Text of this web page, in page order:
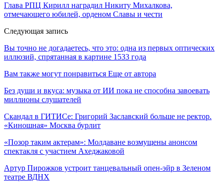
Глава РПЦ Кирилл наградил Никиту Михалкова,
отмечающего юбилей, орденом Славы и чести
Следующая запись
Вы точно не догадаетесь, что это: одна из первых оптических
иллюзий, спрятанная в картине 1533 года
Вам также могут понравиться Еще от автора
Без души и вкуса: музыка от ИИ пока не способна завоевать
миллионы слушателей
Скандал в ГИТИСе: Григорий Заславский больше не ректор.
«Киношная» Москва бурлит
«Позор таким актерам»: Молдаване возмущены анонсом
спектакля с участием Ахеджаковой
Артур Пирожков устроит танцевальный опен-эйр в Зеленом
театре ВДНХ